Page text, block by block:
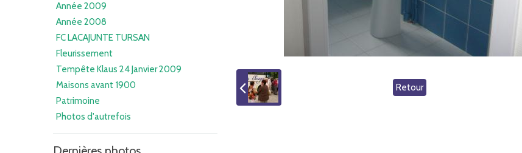
Année 2009
Année 2008
FC LACAJUNTE TURSAN
Fleurissement
Tempête Klaus 24 Janvier 2009
Maisons avant 1900
Patrimoine
Photos d'autrefois
Retour